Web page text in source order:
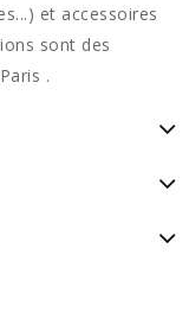
et accessoires
sont des
.